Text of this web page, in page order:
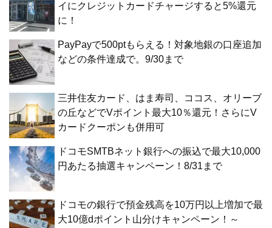
イにクレジットカードチャージすると5%還元
に！
PayPayで500ptもらえる！対象地銀の口座追加
などの条件達成で。9/30まで
三井住友カード、はま寿司、ココス、オリーブ
の丘などでVポイント最大10％還元！さらにV
カードクーポンも併用可
ドコモSMTBネット銀行への振込で最大10,000
円あたる抽選キャンペーン！8/31まで
ドコモの銀行で預金残高を10万円以上増加で最
大10億dポイント山分けキャンペーン！～